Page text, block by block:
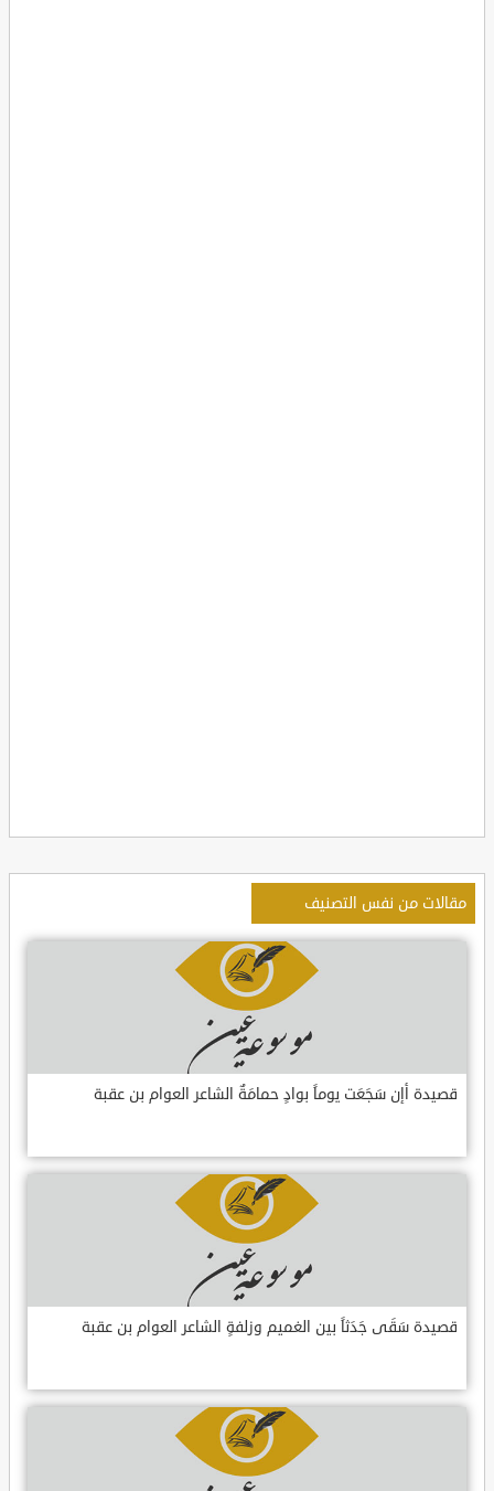
مقالات من نفس التصنيف
قصيدة أإن سَجَعَت يوماً بوادٍ حمامَةٌ الشاعر العوام بن عقبة
قصيدة سَقَى جَدَثاً بين الغميم وزلفةٍ الشاعر العوام بن عقبة